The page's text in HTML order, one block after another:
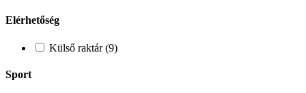
Elérhetőség
Külső raktár (9)
Sport